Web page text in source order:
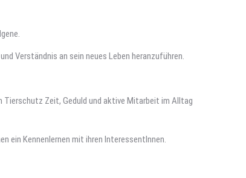
Verständnis an sein neues Leben heranzuführen.
Tierschutz Zeit, Geduld und aktive Mitarbeit im Alltag
ein Kennenlernen mit ihren InteressentInnen.